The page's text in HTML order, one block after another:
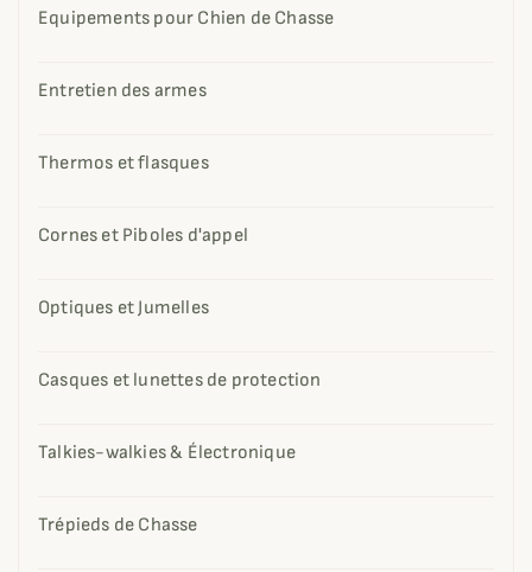
Equipements pour Chien de Chasse
Entretien des armes
Thermos et flasques
Cornes et Piboles d'appel
Optiques et Jumelles
Casques et lunettes de protection
Talkies-walkies & Électronique
Trépieds de Chasse